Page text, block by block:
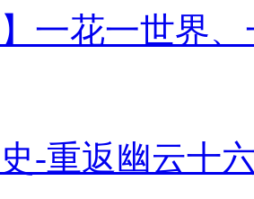
】一花一世界
-重返幽云十